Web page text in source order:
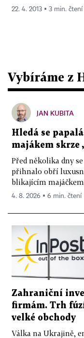
22. 4. 2013 ▪ 3 min. čtení
Vybíráme z
JAN KUBITA
Hledá se
majákem skrze
Před několika dny
přihnalo obří
blikajícím majáčkem
4. 8. 2026 ▪ 6 min. čtení
Zahraniční
firmám. Trh
velké obchody
Válka na Ukrajině,